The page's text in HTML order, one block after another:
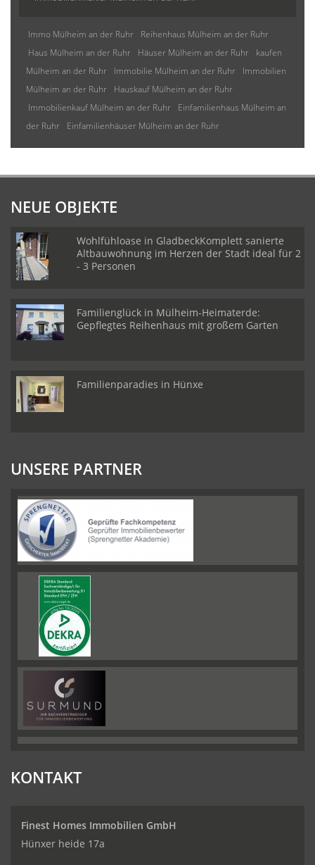
Immo Mülheim an der Ruhr
Reihenhaus Mülheim an der Ruhr
Haus Mülheim an der Ruhr
Häuser Mülheim an der Ruhr
kaufen
Mülheim an der Ruhr
Immobilie Mülheim an der Ruhr
Immobilien
Mülheim an der Ruhr
Hauskauf Mülheim an der Ruhr
Immobilienkauf Mülheim an der Ruhr
Einfamilienhaus Mülheim an
der Ruhr
Einfamilienhäuser Mülheim an der Ruhr
NEUE OBJEKTE
Wohlfühloase in GladbeckKomplett sanierte
Altbauwohnung im Herzen der Stadt ideal für 2
- 3 Personen
Familienglück in Mülheim-Heimaterde:
Gepflegtes Reihenhaus mit großem Garten
Familienparadies in Hünxe
UNSERE PARTNER
KONTAKT
Finest Homes Immobilien GmbH
Hünxer heide 17a